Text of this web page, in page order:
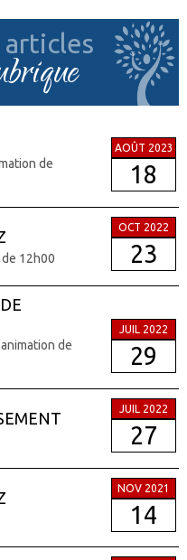
articles
de
AOÛT 2023
18
12h00
OCT 2022
23
de
JUIL 2022
29
JUIL 2022
27
NOV 2021
14